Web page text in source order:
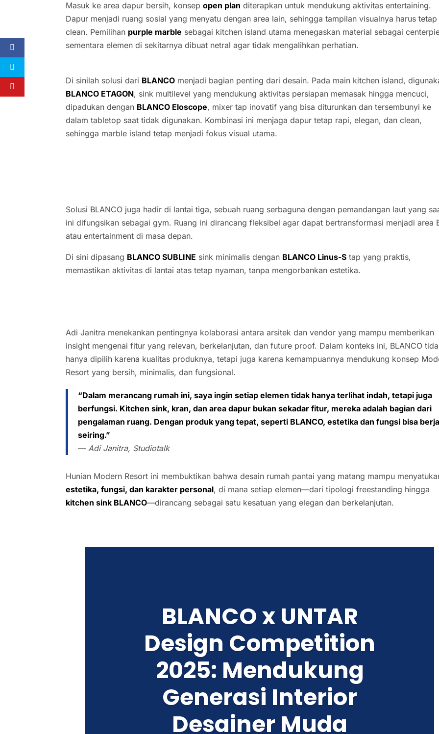
Masuk ke area dapur bersih, konsepopen plan diterapkan untuk mendukung aktivitas entertaining.
Dapur menjadi ruang sosial yang menyatu dengan area lain, sehingga tampilan visualnya harus tetap
clean. Pemilihan purple marble sebagai kitchen island utama menegaskan material sebagai
sementara elemen di sekitarnya dibuat netral agar tidak mengalihkan perhatian.
Di sinilah solusi dari BLANCO menjadi bagian penting dari desain. Pada main kitchen island,
BLANCO ETAGON, sink multilevel yang mendukung aktivitas persiapan memasak hingga mencuci,
dipadukan dengan BLANCO Eloscope, mixer tap inovatif yang bisa diturunkan dan tersembunyi ke
dalam tabletop saat tidak digunakan. Kombinasi ini menjaga dapur tetap rapi, elegan, dan clean,
sehingga marble island tetap menjadi fokus visual utama.
Solusi BLANCO juga hadir di lantai tiga, sebuah ruang serbaguna dengan pemandangan laut yang
ini difungsikan sebagai gym. Ruang ini dirancang fleksibel agar dapat bertransformasi menjadi area
atau entertainment di masa depan.
Di sini dipasang BLANCO SUBLINE sink minimalis dengan BLANCO Linus-S tap yang praktis,
memastikan aktivitas di lantai atas tetap nyaman, tanpa mengorbankan estetika.
Adi Janitra menekankan pentingnya kolaborasi antara arsitek dan vendor yang mampu memberikan
insight mengenai fitur yang relevan, berkelanjutan, dan future proof. Dalam konteks ini, BLANCO
hanya dipilih karena kualitas produknya, tetapi juga karena kemampuannya mendukung konsep
Resort yang bersih, minimalis, dan fungsional.
“Dalam merancang rumah ini, saya ingin setiap elemen tidak hanya terlihat indah, tetapi juga
berfungsi. Kitchen sink, kran, dan area dapur bukan sekadar fitur, mereka adalah bagian dari
pengalaman ruang. Dengan produk yang tepat, seperti BLANCO, estetika dan fungsi bisa
seiring.”
—Adi Janitra, Studiotalk
Hunian Modern Resort ini membuktikan bahwa desain rumah pantai yang matang mampu
estetika, fungsi, dan karakter personal, di mana setiap elemen—dari tipologi freestanding hingga
kitchen sink BLANCO—dirancang sebagai satu kesatuan yang elegan dan berkelanjutan.
BLANCO x UNTAR
Design Competition
2025: Mendukung
Generasi Interior
Desainer Muda